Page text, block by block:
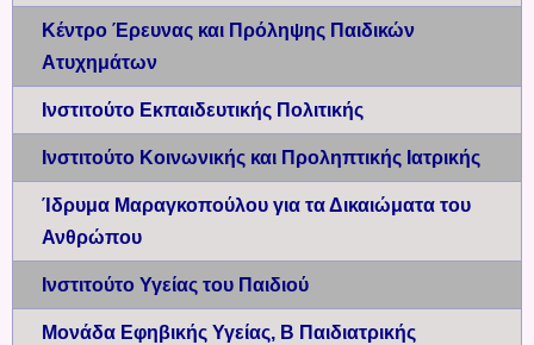
Κέντρο Έρευνας και Πρόληψης Παιδικών
Ατυχημάτων
Ινστιτούτο Εκπαιδευτικής Πολιτικής
Ινστιτούτο Κοινωνικής και Προληπτικής Ιατρικής
Ίδρυμα Μαραγκοπούλου για τα Δικαιώματα του
Ανθρώπου
Ινστιτούτο Υγείας του Παιδιού
Μονάδα Εφηβικής Υγείας, Β Παιδιατρικής